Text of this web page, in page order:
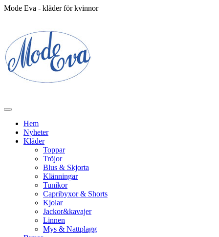
Mode Eva - kläder för kvinnor
Hem
Nyheter
Kläder
Toppar
Tröjor
Blus & Skjorta
Klänningar
Tunikor
Capribyxor & Shorts
Kjolar
Jackor&kavajer
Linnen
Mys & Nattplagg